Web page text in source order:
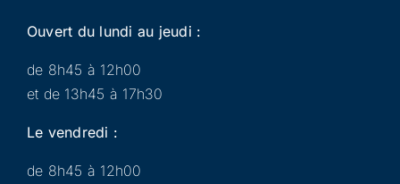
Ouvert du lundi au jeudi :
de 8h45 à 12h00
et de 13h45 à 17h30
Le vendredi :
de 8h45 à 12h00